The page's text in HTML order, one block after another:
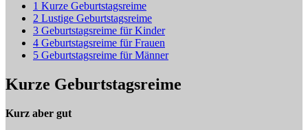
1 Kurze Geburtstagsreime
2 Lustige Geburtstagsreime
3 Geburtstagsreime für Kinder
4 Geburtstagsreime für Frauen
5 Geburtstagsreime für Männer
Kurze Geburtstagsreime
Kurz aber gut